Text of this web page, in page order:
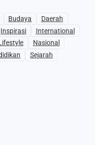
Budaya
Daerah
Inspirasi
International
Nasional
Sejarah